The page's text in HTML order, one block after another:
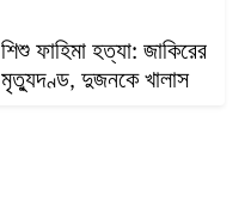
শিশু ফাহিমা হত্যা: জাকিরের
মৃত্যুদণ্ড, দুজনকে খালাস